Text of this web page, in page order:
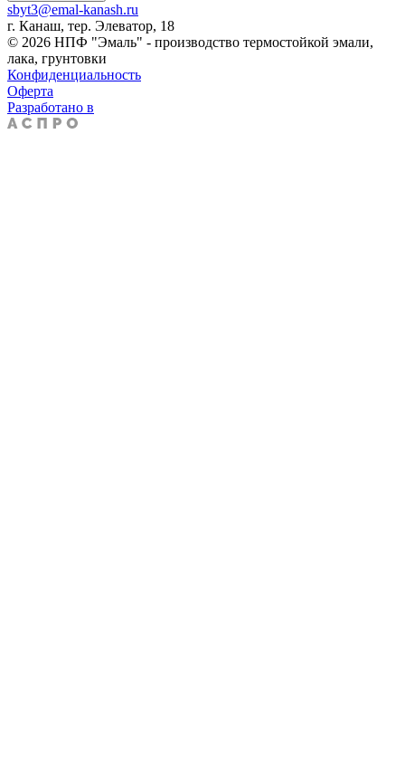
sbyt3@emal-kanash.ru
г. Канаш, тер. Элеватор, 18
© 2026 НПФ "Эмаль" - производство термостойкой эмали,
лака, грунтовки
Конфиденциальность
Оферта
Разработано в